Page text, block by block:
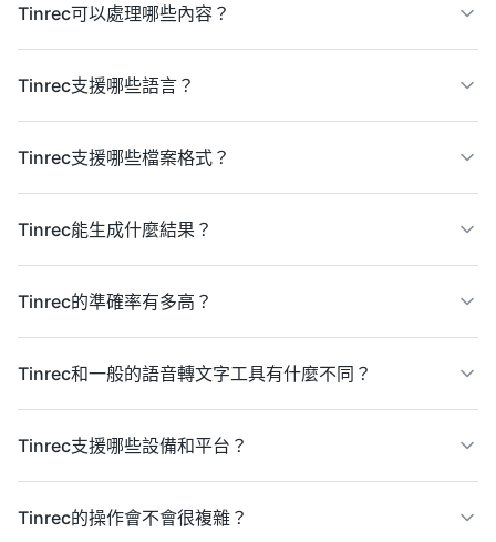
Tinrec可以處理哪些內容？
Tinrec支援哪些語言？
Tinrec支援哪些檔案格式？
Tinrec能生成什麼結果？
Tinrec的準確率有多高？
Tinrec和一般的語音轉文字工具有什麼不同？
Tinrec支援哪些設備和平台？
Tinrec的操作會不會很複雜？